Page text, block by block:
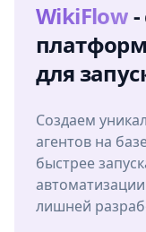
WikiFlow-
для
Создаем
агентов на
быстрее
лишней